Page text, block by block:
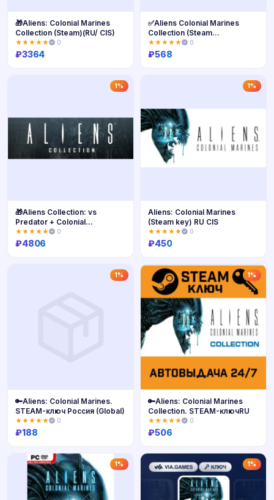
🎁Aliens: Colonial Marines
Collection (Steam)(RU/ CIS)
★★★★★ 0
₽3364
✅Aliens Colonial Marines
Collection (Steam
Ключ/Global)
★★★★★ 0
₽568
1%
🎁Aliens Collection: vs
Predator + Colonial
Marines+DLC
★★★★★ 0
₽4806
1%
Купить
Aliens: Colonial Marines
(Steam key) RU CIS
★★★★★ 0
₽450
1%
Купить
🔑Aliens: Colonial Marines.
STEAM-ключ Россия (Global)
★★★★★ 0
₽188
1%
Купить
🔑Aliens: Colonial Marines
Collection. STEAM-ключRU
★★★★★ 0
₽506
1% 1%